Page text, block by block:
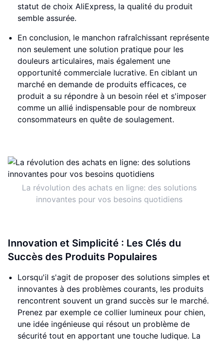
statut de choix AliExpress, la qualité du produit
semble assurée.
En conclusion, le manchon rafraîchissant représente
non seulement une solution pratique pour les
douleurs articulaires, mais également une
opportunité commerciale lucrative. En ciblant un
marché en demande de produits efficaces, ce
produit a su répondre à un besoin réel et s'imposer
comme un allié indispensable pour de nombreux
consommateurs en quête de soulagement.
La révolution des achats en ligne: des solutions
innovantes pour vos besoins quotidiens
Innovation et Simplicité : Les Clés du
Succès des Produits Populaires
Lorsqu'il s'agit de proposer des solutions simples et
innovantes à des problèmes courants, les produits
rencontrent souvent un grand succès sur le marché.
Prenez par exemple ce collier lumineux pour chien,
une idée ingénieuse qui résout un problème de
sécurité tout en apportant une touche ludique. La